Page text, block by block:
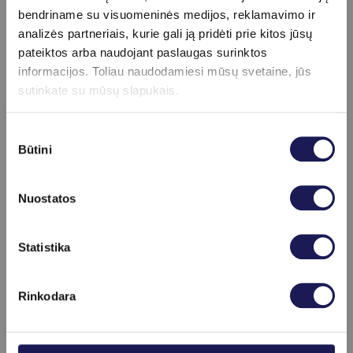
bendriname su visuomeninės medijos, reklamavimo ir
analizės partneriais, kurie gali ją pridėti prie kitos jūsų
pateiktos arba naudojant paslaugas surinktos
informacijos. Toliau naudodamiesi mūsų svetaine, jūs
sutinkate su mūsų slapukais.
pasirinkimas
Būtini
Nuostatos
Statistika
Rinkodara
ultragarso procedūros, kurios turi
priešuždegiminį, nuskausminantį, patinimą
mažinantį, regeneraciją ir gijimą skatinantį
poveikį.
infekcinės kilmės, pacientas karščiuoja,
padidėję uždegiminiai rodikliai kraujo
tyrime – tada skiriami antibiotikai ir
aspiravimas.
BIOFIRST klinikoje dirba profesionalūs
fizinės medicinos ir kineziterapijos
gydytoja
i, kurie pakonsultuos dėl bursito,
paskirs tinkamą profilaktiką ar nukreips
tolesniam gydymui.